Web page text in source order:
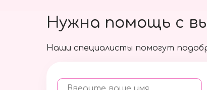
Наши специалисты помогут
Нужна помощь с